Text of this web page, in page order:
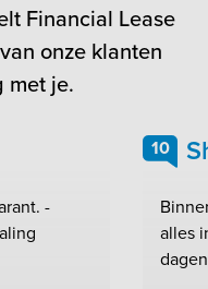
Financial Lease
onze klanten
met je.
-
10
alles